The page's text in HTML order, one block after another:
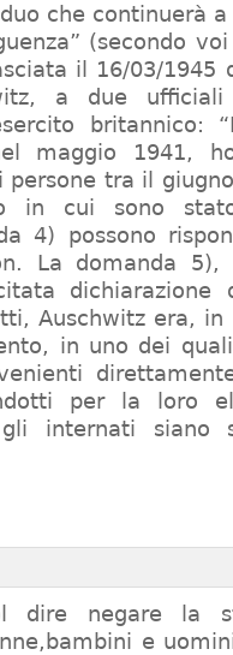
che continuerà
(secondo
il 16/03/1945
a due
britannico:
maggio 1941,
persone tra il
in cui sono
4) possono
La domanda
dichiarazione
Auschwitz era,
in uno dei
per la loro
internati siano
dire negare la
e